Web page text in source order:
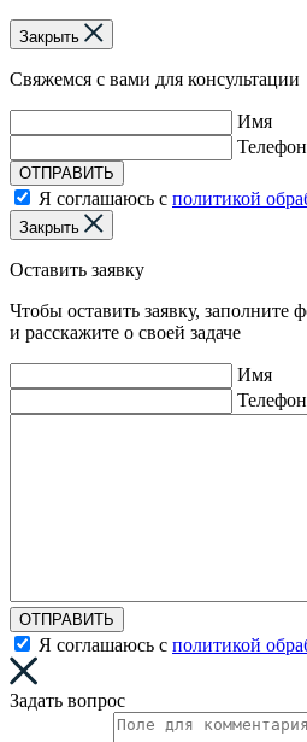
Закрыть
Свяжемся с вами для консультации
Имя
Телефон
ОТПРАВИТЬ
Я соглашаюсь с политикой
Закрыть
Оставить заявку
Чтобы оставить заявку, заполните
и расскажите о своей задаче
Имя
Телефон
ОТПРАВИТЬ
Я соглашаюсь с политикой
Задать вопрос